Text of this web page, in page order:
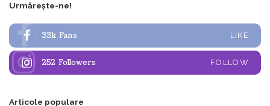
Urmărește-ne!
33k Fans LIKE
252 Followers FOLLOW
Articole populare